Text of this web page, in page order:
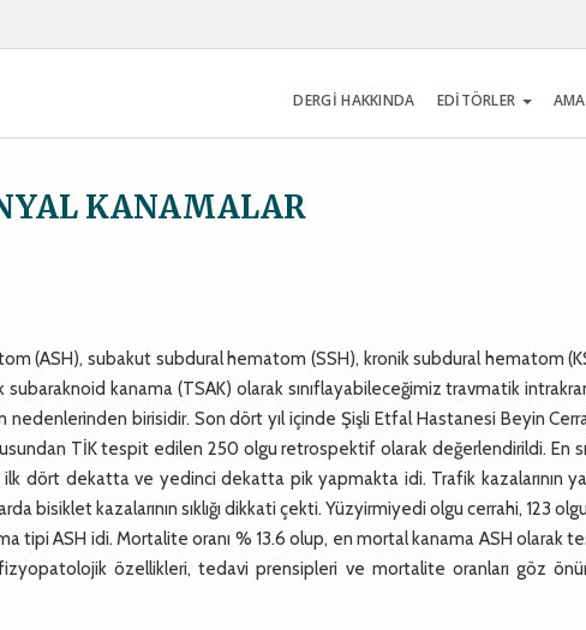
DERGİ HAKKINDA EDİTÖRLER
KANAMALAR
(ASH), subakut subdural hematom (SSH), kronik subdural hematom
kanama (TSAK) olarak sınıflayabileceğimiz travmatik
birisidir. Son dört yıl içinde Şişli Etfal Hastanesi Beyin
TİK tespit edilen 250 olgu retrospektif olarak değerlendirildi. En
ilk dört dekatta ve yedinci dekatta pik yapmakta idi. Trafik kazalarının
bisiklet kazalarının sıklığı dikkati çekti. Yüzyirmiyedi olgu cerrahi, 123
tipi ASH idi. Mortalite oranı % 13.6 olup, en mortal kanama ASH olarak
özellikleri, tedavi prensipleri ve mortalite oranları göz